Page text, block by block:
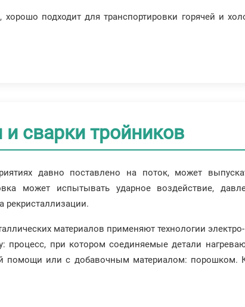
хорошо подходит для транспортировки горячей и
сварки тройников
давно поставлено на поток, может
может испытывать ударное воздействие,
рекристаллизации.
материалов применяют технологии
процесс, при котором соединяемые детали
помощи или с добавочным материалом: порошком.